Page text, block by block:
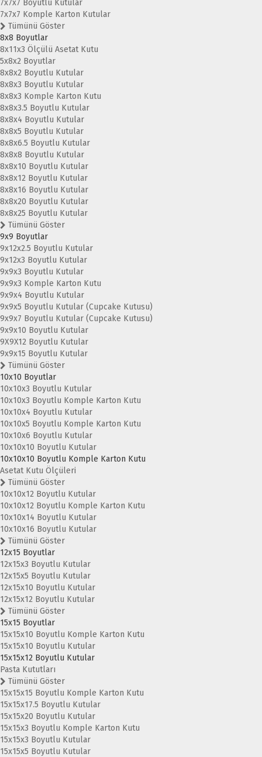
7x7x7 Boyutlu Kutular
7x7x7 Komple Karton Kutular
Tümünü Göster
8x8 Boyutlar
8x11x3 Ölçülü Asetat Kutu
5x8x2 Boyutlar
8x8x2 Boyutlu Kutular
8x8x3 Boyutlu Kutular
8x8x3 Komple Karton Kutu
8x8x3.5 Boyutlu Kutular
8x8x4 Boyutlu Kutular
8x8x5 Boyutlu Kutular
8x8x6.5 Boyutlu Kutular
8x8x8 Boyutlu Kutular
8x8x10 Boyutlu Kutular
8x8x12 Boyutlu Kutular
8x8x16 Boyutlu Kutular
8x8x20 Boyutlu Kutular
8x8x25 Boyutlu Kutular
Tümünü Göster
9x9 Boyutlar
9x12x2.5 Boyutlu Kutular
9x12x3 Boyutlu Kutular
9x9x3 Boyutlu Kutular
9x9x3 Komple Karton Kutu
9x9x4 Boyutlu Kutular
9x9x5 Boyutlu Kutular (Cupcake Kutusu)
9x9x7 Boyutlu Kutular (Cupcake Kutusu)
9x9x10 Boyutlu Kutular
9X9X12 Boyutlu Kutular
9x9x15 Boyutlu Kutular
Tümünü Göster
10x10 Boyutlar
10x10x3 Boyutlu Kutular
10x10x3 Boyutlu Komple Karton Kutu
10x10x4 Boyutlu Kutular
10x10x5 Boyutlu Komple Karton Kutu
10x10x6 Boyutlu Kutular
10x10x10 Boyutlu Kutular
10x10x10 Boyutlu Komple Karton Kutu
Asetat Kutu Ölçüleri
Tümünü Göster
10x10x12 Boyutlu Kutular
10x10x12 Boyutlu Komple Karton Kutu
10x10x14 Boyutlu Kutular
10x10x16 Boyutlu Kutular
Tümünü Göster
12x15 Boyutlar
12x15x3 Boyutlu Kutular
12x15x5 Boyutlu Kutular
12x15x10 Boyutlu Kutular
12x15x12 Boyutlu Kutular
Tümünü Göster
15x15 Boyutlar
15x15x10 Boyutlu Komple Karton Kutu
15x15x10 Boyutlu Kutular
15x15x12 Boyutlu Kutular
Pasta Kututları
Tümünü Göster
15x15x15 Boyutlu Komple Karton Kutu
15x15x17.5 Boyutlu Kutular
15x15x20 Boyutlu Kutular
15x15x3 Boyutlu Komple Karton Kutu
15x15x3 Boyutlu Kutular
15x15x5 Boyutlu Kutular